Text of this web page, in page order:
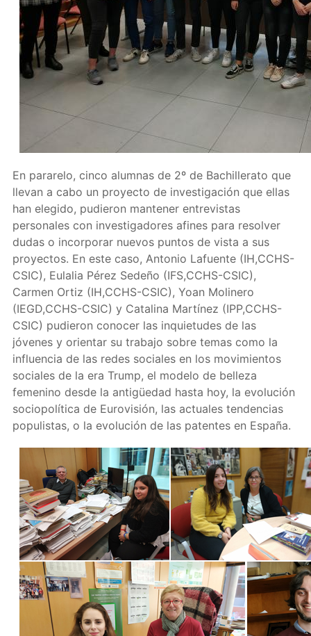
En pararelo, cinco alumnas de 2º de Bachillerato que
llevan a cabo un proyecto de investigación que ellas
han elegido, pudieron mantener entrevistas
personales con investigadores afines para resolver
dudas o incorporar nuevos puntos de vista a sus
proyectos. En este caso, Antonio Lafuente (IH,CCHS-
CSIC), Eulalia Pérez Sedeño (IFS,CCHS-CSIC),
Carmen Ortiz (IH,CCHS-CSIC), Yoan Molinero
(IEGD,CCHS-CSIC) y Catalina Martínez (IPP,CCHS-
CSIC) pudieron conocer las inquietudes de las
jóvenes y orientar su trabajo sobre temas como la
influencia de las redes sociales en los movimientos
sociales de la era Trump, el modelo de belleza
femenino desde la antigüedad hasta hoy, la evolución
sociopolítica de Eurovisión, las actuales tendencias
populistas, o la evolución de las patentes en España.